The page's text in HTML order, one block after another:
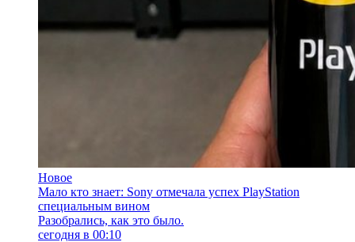
Новое
Мало кто знает: Sony отмечала успех PlayStation
специальным вином
Разобрались, как это было.
сегодня в 00:10